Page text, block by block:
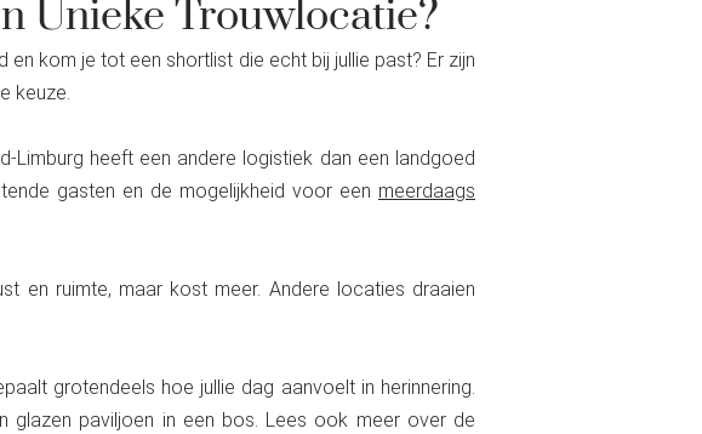
Unieke Trouwlocatie?
kom je tot een shortlist die echt bij jullie past? Er zijn
keuze.
heeft een andere logistiek dan een landgoed
gasten en de mogelijkheid voor een meerdaags
en ruimte, maar kost meer. Andere locaties draaien
grotendeels hoe jullie dag aanvoelt in herinnering.
glazen paviljoen in een bos. Lees ook meer over de